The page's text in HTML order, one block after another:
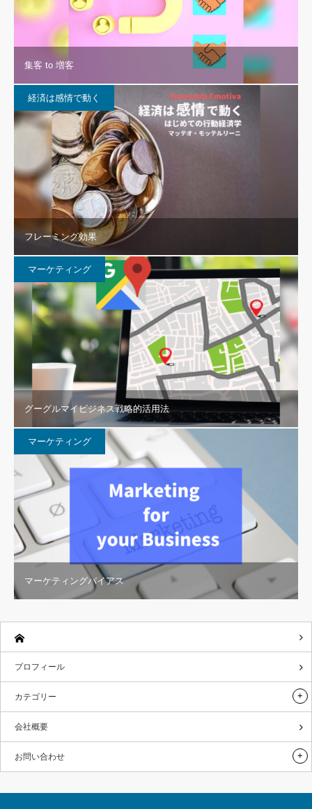
集客 to 増客
経済は感情で動く
フレーミング効果
マーケティング
グーグルマイビジネス戦略的活用法
マーケティング
マーケティングバイアス
プロフィール
カテゴリー
会社概要
お問い合わせ